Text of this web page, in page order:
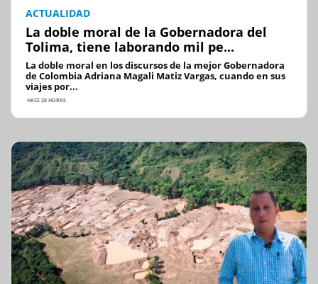
ACTUALIDAD
La doble moral de la Gobernadora del
Tolima, tiene laborando mil pe...
La doble moral en los discursos de la mejor Gobernadora
de Colombia Adriana Magali Matiz Vargas, cuando en sus
viajes por...
HACE 20 HORAS